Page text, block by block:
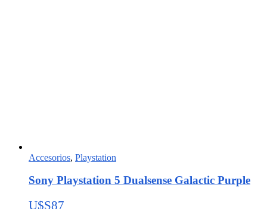
Accesorios, Playstation
Sony Playstation 5 Dualsense Galactic Purple
U$S87